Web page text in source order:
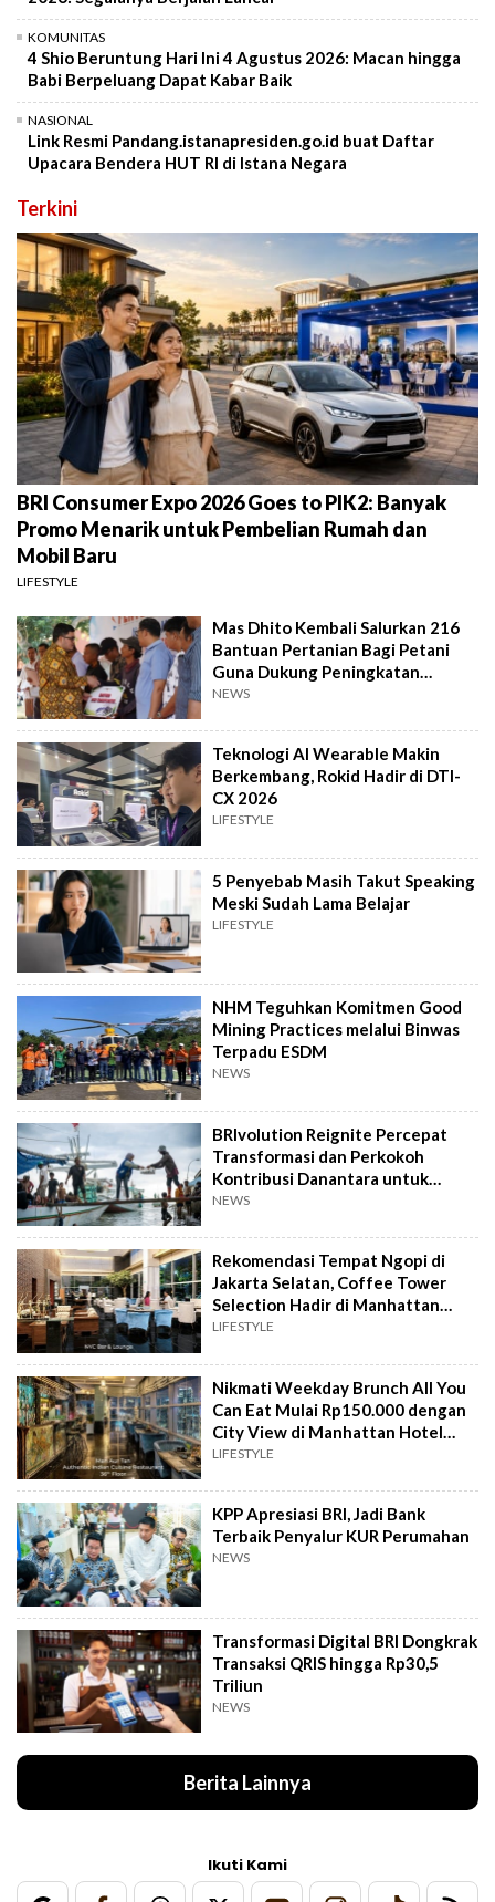
KOMUNITAS
4 Shio Beruntung Hari Ini 4 Agustus 2026: Macan hingga
Babi Berpeluang Dapat Kabar Baik
NASIONAL
Link Resmi Pandang.istanapresiden.go.id buat Daftar
Upacara Bendera HUT RI di Istana Negara
Terkini
BRI Consumer Expo 2026 Goes to PIK2: Banyak
Promo Menarik untuk Pembelian Rumah dan
Mobil Baru
LIFESTYLE
Mas Dhito Kembali Salurkan 216
Bantuan Pertanian Bagi Petani
Guna Dukung Peningkatan
Produksi
NEWS
Teknologi AI Wearable Makin
Berkembang, Rokid Hadir di DTI-
CX 2026
LIFESTYLE
5 Penyebab Masih Takut Speaking
Meski Sudah Lama Belajar
LIFESTYLE
NHM Teguhkan Komitmen Good
Mining Practices melalui Binwas
Terpadu ESDM
NEWS
BRIvolution Reignite Percepat
Transformasi dan Perkokoh
Kontribusi Danantara untuk
Ekonomi Nasional
NEWS
Rekomendasi Tempat Ngopi di
Jakarta Selatan, Coffee Tower
Selection Hadir di Manhattan
Hotel Jakarta
LIFESTYLE
Nikmati Weekday Brunch All You
Can Eat Mulai Rp150.000 dengan
City View di Manhattan Hotel
Jakarta
LIFESTYLE
KPP Apresiasi BRI, Jadi Bank
Terbaik Penyalur KUR Perumahan
NEWS
Transformasi Digital BRI Dongkrak
Transaksi QRIS hingga Rp30,5
Triliun
NEWS
Berita Lainnya
Ikuti Kami